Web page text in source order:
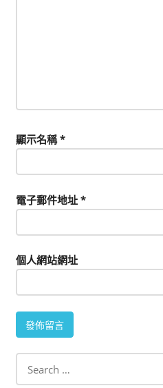
顯示名稱*
電子郵件地址 *
個人網站網址